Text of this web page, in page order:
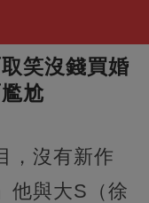
笑沒錢買婚
尬
，沒有新作
他與大S（徐